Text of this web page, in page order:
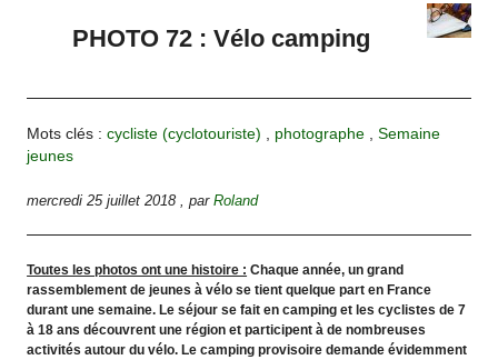
PHOTO 72 : Vélo camping
Mots clés :cycliste (cyclotouriste) , photographe ,Semaine
jeunes
mercredi 25 juillet 2018 ,parRoland
Toutes les photos ont une histoire : Chaque année, un grand
rassemblement de jeunes à vélo se tient quelque part en France
durant une semaine. Le séjour se fait en camping et les cyclistes de 7
à 18 ans découvrent une région et participent à de nombreuses
activités autour du vélo. Le camping provisoire demande évidemment